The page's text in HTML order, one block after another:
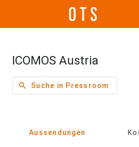
ICOMOS Austria
search Suche in Pressroom
Aussendungen